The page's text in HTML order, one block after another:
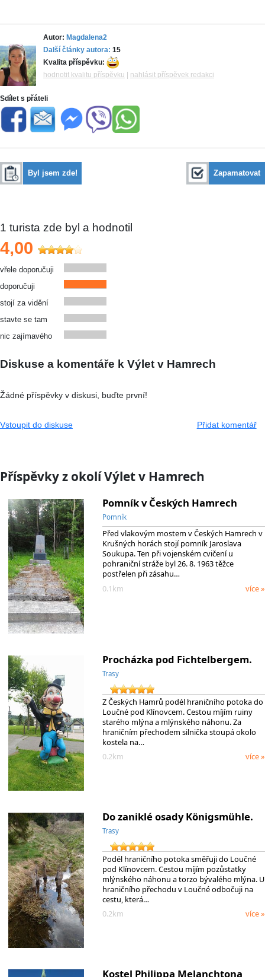
Autor: Magdalena2
Další články autora: 15
Kvalita příspěvku:
hodnotit kvalitu příspěvku
nahlásit příspěvek redakci
Sdílet s přáteli
Byl jsem zde! Zapamatovat
1 turista zde byl a hodnotil
4,00
vřele doporučuji
doporučuji
stojí za vidění
stavte se tam
nic zajímavého
Diskuse a komentáře k Výlet v Hamrech
Žádné příspěvky v diskusi, buďte první!
Vstoupit do diskuse Přidat komentář
Příspěvky z okolí Výlet v Hamrech
Pomník v Českých Hamrech
Pomník
Před vlakovým mostem v Českých Hamrech v
Krušných horách stojí pomník Jaroslava
Soukupa. Ten při vojenském cvičení u
pohraniční stráže byl 26. 8. 1963 těžce
postřelen při zásahu…
0.1km
více »
Procházka pod Fichtelbergem.
Trasy
Z Českých Hamrů podél hraničního potoka do
Loučné pod Klínovcem. Cestou míjím ruiny
starého mlýna a mlýnského náhonu. Za
hraničním přechodem silnička stoupá okolo
kostela na…
0.2km
více »
Do zaniklé osady Königsmühle.
Trasy
Podél hraničního potoka směřuji do Loučné
pod Klínovcem. Cestou míjím pozůstatky
mlýnského náhonu a torzo bývalého mlýna. U
hraničního přechodu v Loučné odbočuji na
cestu, která…
0.2km
více »
Kostel Philippa Melanchtona